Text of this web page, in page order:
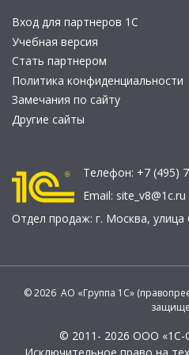
Вход для партнеров 1С
Учебная версия
Стать партнером
Политика конфиденциальности
Замечания по сайту
Другие сайты
Телефон: +7 (495)
Email: site_v8@1c.ru
Отдел продаж: г. Москва, улица
© 2026 АО «Группа 1С»
© 2011- 2026 ООО «1С-